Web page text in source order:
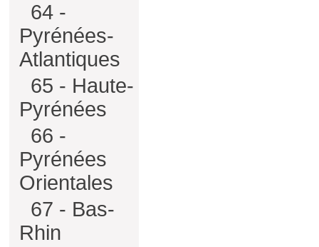
64 -
Pyrénées-
Atlantiques
65 - Haute-
Pyrénées
66 -
Pyrénées
Orientales
67 - Bas-
Rhin